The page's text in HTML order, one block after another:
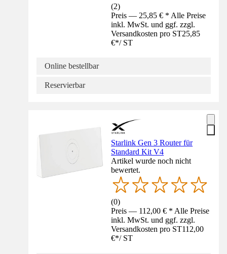
(2)
Preis — 25,85 € * Alle Preise
inkl. MwSt. und ggf. zzgl.
Versandkosten pro ST25,85
€*/ ST
Online bestellbar
Reservierbar
Starlink Gen 3 Router für
Standard Kit V4
Artikel wurde noch nicht
bewertet.
(0)
Preis — 112,00 € * Alle Preise
inkl. MwSt. und ggf. zzgl.
Versandkosten pro ST112,00
€*/ ST